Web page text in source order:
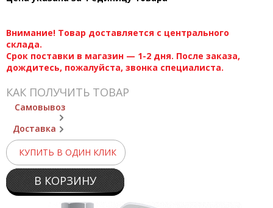
Внимание! Товар доставляется с центрального
склада.
Срок поставки в магазин — 1-2 дня. После заказа,
дождитесь, пожалуйста, звонка специалиста.
КАК ПОЛУЧИТЬ ТОВАР
Самовывоз
Доставка
КУПИТЬ В ОДИН КЛИК
В КОРЗИНУ